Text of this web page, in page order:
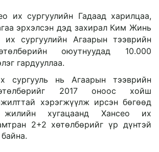
их сургуулийн Гадаад харилцаа,
эрхэлсэн дэд захирал Ким Жинь
их сургуулийн Агаарын тээврийн
оюутнуудад 10.000
гардууллаа.
сургууль нь Агаарын тээврийн
2017 оноос хойш
хэрэгжүүлж ирсэн бөгөөд
хугацаанд Хансео их
2+2 хөтөлбөрийг үр дүнтэй